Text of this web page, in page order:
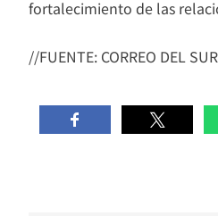
fortalecimiento de las
//FUENTE: CORREO DEL